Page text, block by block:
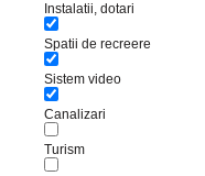
Instalatii, dotari
Spatii de recreere
Sistem video
Canalizari
Turism